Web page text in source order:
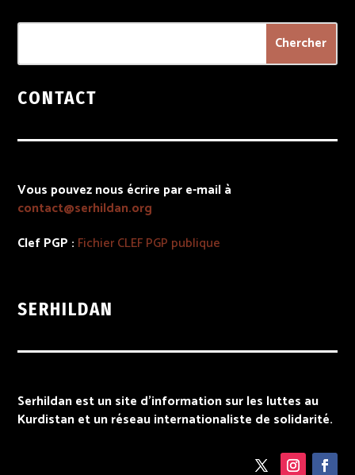
CONTACT
Vous pouvez nous écrire par e-mail à
contact@serhildan.org
Clef PGP : FichierCLEF PGP publique
SERHILDAN
Serhildan est un site d’information sur les luttes au
Kurdistan et un réseau internationaliste de solidarité.